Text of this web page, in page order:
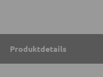
Produktdetails